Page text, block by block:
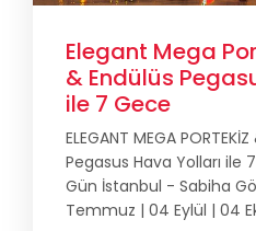
Elegant Mega
& Endülüs
ile 7 Gece
ELEGANT MEGA
Pegasus Hava Yolları
Gün İstanbul - Sabiha
Temmuz | 04 Eylül | 04